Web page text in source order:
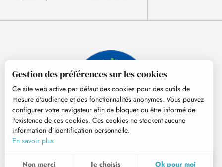
© Tourisme Hautes-Pyrénées
Gestion des préférences sur les cookies
Ce site web active par défaut des cookies pour des outils de
mesure d'audience et des fonctionnalités anonymes. Vous pouvez
configurer votre navigateur afin de bloquer ou être informé de
l'existence de ces cookies. Ces cookies ne stockent aucune
information d’identification personnelle.
En savoir plus
Non merci Je choisis Ok pour moi